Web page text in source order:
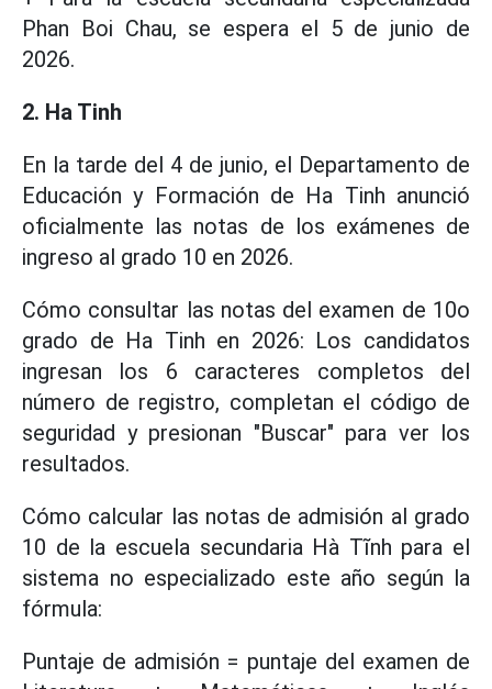
Phan Boi Chau, se espera el 5 de junio de
2026.
2. Ha Tinh
En la tarde del 4 de junio, el Departamento de
Educación y Formación de Ha Tinh anunció
oficialmente las notas de los exámenes de
ingreso al grado 10 en 2026.
Cómo consultar las notas del examen de 10o
grado de Ha Tinh en 2026: Los candidatos
ingresan los 6 caracteres completos del
número de registro, completan el código de
seguridad y presionan "Buscar" para ver los
resultados.
Cómo calcular las notas de admisión al grado
10 de la escuela secundaria Hà Tĩnh para el
sistema no especializado este año según la
fórmula:
Puntaje de admisión = puntaje del examen de